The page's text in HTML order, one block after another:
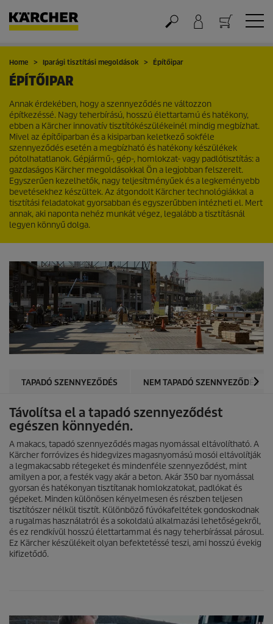
Kosár
Home Iparági tisztítási megoldások Építőipar
ÉPÍTŐIPAR
Annak érdekében, hogy a szennyeződés ne változzon
építkezéssé. Nagy teherbírású, hosszú élettartamú és hatékony,
ebben a Kärcher innovatív tisztítókészülékeinél mindig megbízhat.
Mivel az építőiparban és a kisiparban keletkező sokféle
szennyeződés esetén a megbízható és hatékony készülékek
pótolhatatlanok. Gépjármű-, gép-, homlokzat- vagy padlótisztítás: a
gazdaságos Kärcher megoldásokkal Ön a legjobban felszerelt.
Egyszerűen kezelhetők, nagy teljesítményűek és a legkeményebb
bevetésekhez készültek. Az átgondolt Kärcher technológiákkal a
tisztítási feladatokat gyorsabban és egyszerűbben intézheti el. Mert
annak, aki naponta nehéz munkát végez, legalább a tisztításnál
legyen könnyű dolga.
TAPADÓ SZENNYEZŐDÉS NEM TAPADÓ SZENNYEZŐDÉS
Távolítsa el a tapadó szennyeződést
egészen könnyedén.
A makacs, tapadó szennyeződés magas nyomással eltávolítható. A
Kärcher forróvizes és hidegvizes magasnyomású mosói eltávolítják
a legmakacsabb rétegeket és mindenféle szennyeződést, mint
amilyen a por, a festék vagy akár a beton. Akár 350 bar nyomással
gyorsan és hatékonyan tisztítanak homlokzatokat, padlókat és
gépeket. Minden különösen kényelmesen és részben teljesen
tisztítószer nélkül tisztít. Különböző fúvókafeltétek gondoskodnak
a rugalmas használatról és a sokoldalú alkalmazási lehetőségekről,
és ez rendkívül hosszú élettartammal és nagy teherbírással párosul.
Ez Kärcher készülékeit olyan befektetéssé teszi, ami hosszú évekig
kifizetődő.